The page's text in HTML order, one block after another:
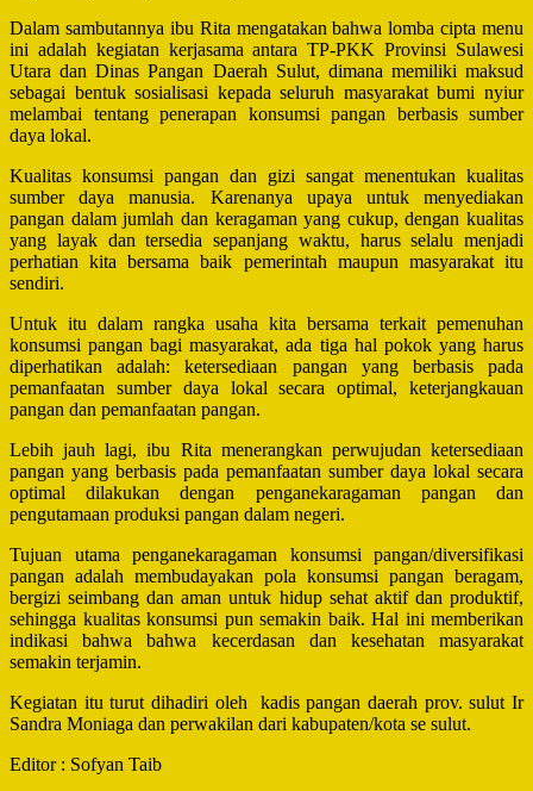
Dalam sambutannya ibu Rita mengatakan bahwa lomba cipta menu
ini adalah kegiatan kerjasama antara TP-PKK Provinsi Sulawesi
Utara dan Dinas Pangan Daerah Sulut, dimana memiliki maksud
sebagai bentuk sosialisasi kepada seluruh masyarakat bumi nyiur
melambai tentang penerapan konsumsi pangan berbasis sumber
daya lokal.
Kualitas konsumsi pangan dan gizi sangat menentukan kualitas
sumber daya manusia. Karenanya upaya untuk menyediakan
pangan dalam jumlah dan keragaman yang cukup, dengan kualitas
yang layak dan tersedia sepanjang waktu, harus selalu menjadi
perhatian kita bersama baik pemerintah maupun masyarakat itu
sendiri.
Untuk itu dalam rangka usaha kita bersama terkait pemenuhan
konsumsi pangan bagi masyarakat, ada tiga hal pokok yang harus
diperhatikan adalah: ketersediaan pangan yang berbasis pada
pemanfaatan sumber daya lokal secara optimal, keterjangkauan
pangan dan pemanfaatan pangan.
Lebih jauh lagi, ibu Rita menerangkan perwujudan ketersediaan
pangan yang berbasis pada pemanfaatan sumber daya lokal secara
optimal dilakukan dengan penganekaragaman pangan dan
pengutamaan produksi pangan dalam negeri.
Tujuan utama penganekaragaman konsumsi pangan/diversifikasi
pangan adalah membudayakan pola konsumsi pangan beragam,
bergizi seimbang dan aman untuk hidup sehat aktif dan produktif,
sehingga kualitas konsumsi pun semakin baik. Hal ini memberikan
indikasi bahwa bahwa kecerdasan dan kesehatan masyarakat
semakin terjamin.
Kegiatan itu turut dihadiri oleh kadis pangan daerah prov. sulut Ir
Sandra Moniaga dan perwakilan dari kabupaten/kota se sulut.
Editor : Sofyan Taib